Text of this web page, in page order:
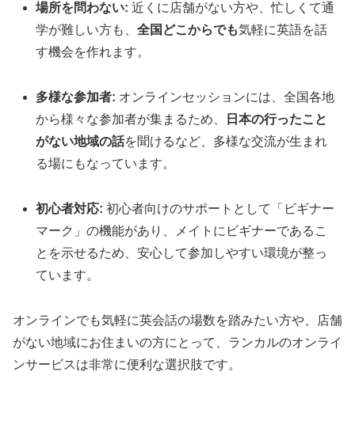
場所を問わない: 近くに店舗がない方や、忙しくて通
学が難しい方も、全国どこからでも気軽に英語を話
す機会を作れます。
多様な参加者: オンラインセッションには、全国各地
から様々な参加者が集まるため、
日本の行ったこと
がない地域の話を聞けるなど、多様な交流が生まれ
る場にもなっています。
初心者対応: 初心者向けのサポートとして「ビギナー
マーク」の機能があり、メイトにビギナーであるこ
とを示せるため、安心して参加しやすい環境が整っ
ています。
オンラインでも気軽に英会話の場数を踏みたい方や、店舗
がない地域にお住まいの方にとって、ランカルのオンライ
ンサービスは非常に便利な選択肢です。